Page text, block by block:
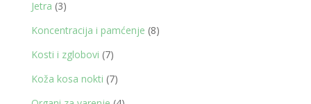
Jetra 33
proizvoda
Koncentracija i pamćenje 88
Kosti i zglobovi 77
proizvoda
Koža kosa nokti 77
proizvoda